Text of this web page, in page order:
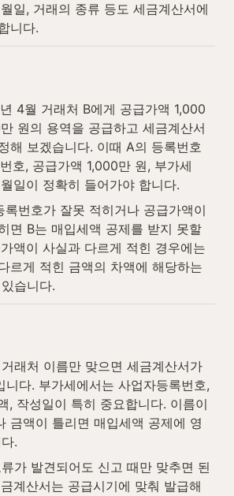
일, 거래의 종류 등도 세금계산서에
니다.
4월 거래처 B에게 공급가액 1,000
원의 용역을 공급하고 세금계산서
해 보겠습니다. 이때 A의 등록번호
호, 공급가액 1,000만 원, 부가세
일이 정확히 들어가야 합니다.
록번호가 잘못 적히거나 공급가액이
면 B는 매입세액 공제를 받지 못할
액이 사실과 다르게 적힌 경우에는
르게 적힌 금액의 차액에 해당하는
습니다.
래처 이름만 맞으면 세금계산서가
니다. 부가세에서는 사업자등록번호,
, 작성일이 특히 중요합니다. 이름이
금액이 틀리면 매입세액 공제에 영
.
가 발견되어도 신고 때만 맞추면 된
계산서는 공급시기에 맞춰 발급해